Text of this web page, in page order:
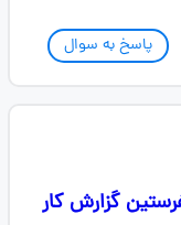
پاسخ به سوال
گزارش کار